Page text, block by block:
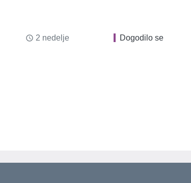
access_time 2 nedelje Dogodilo se